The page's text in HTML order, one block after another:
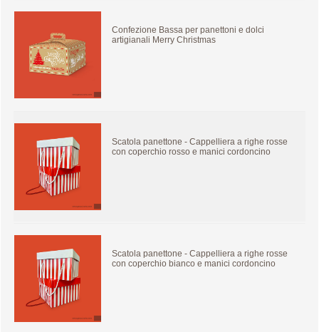
Confezione Bassa per panettoni e dolci
artigianali Merry Christmas
Scatola panettone - Cappelliera a righe rosse
con coperchio rosso e manici cordoncino
Scatola panettone - Cappelliera a righe rosse
con coperchio bianco e manici cordoncino